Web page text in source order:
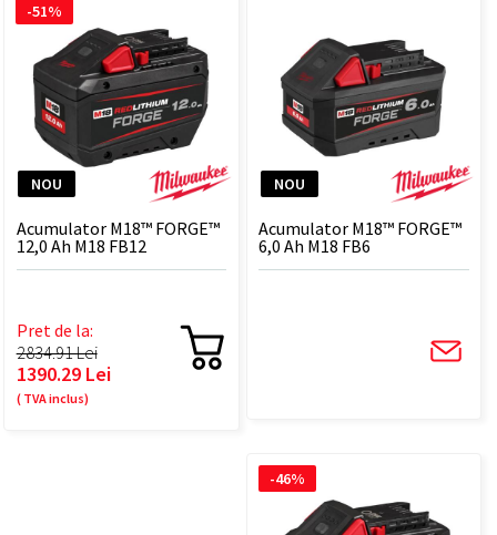
NOU
Acumulator M18™ FORGE™
12,0 Ah M18 FB12
Pret de la:
2834.91 Lei
1390.29 Lei
( TVA inclus)
-51%
NOU
Acumulator M18™ FORGE™
6,0 Ah M18 FB6
-46%